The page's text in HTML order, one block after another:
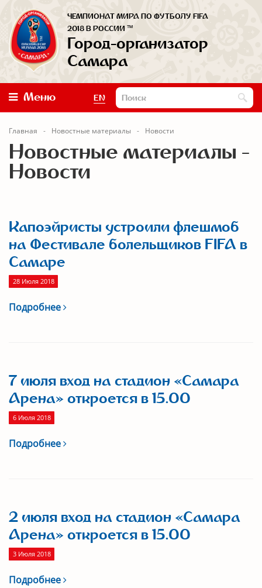
ЧЕМПИОНАТ МИРА ПО ФУТБОЛУ FIFA
2018 В РОССИИ ™
Город-организатор
Самара
Меню EN
Главная Новостные материалы Новости
Новостные материалы -
Новости
Капоэйристы устроили флешмоб
на Фестивале болельщиков FIFA в
Самаре
28 Июля 2018
Подробнее
7 июля вход на стадион «Самара
Арена» откроется в 15.00
6 Июля 2018
Подробнее
2 июля вход на стадион «Самара
Арена» откроется в 15.00
3 Июля 2018
Подробнее